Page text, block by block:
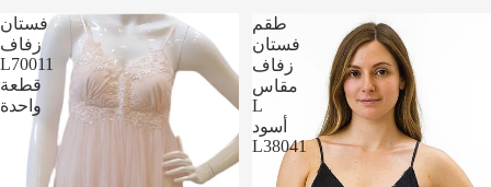
فستان
زفاف
L70011
قطعة
واحدة
طقم
فستان
زفاف
مقاس
L
أسود
L38041